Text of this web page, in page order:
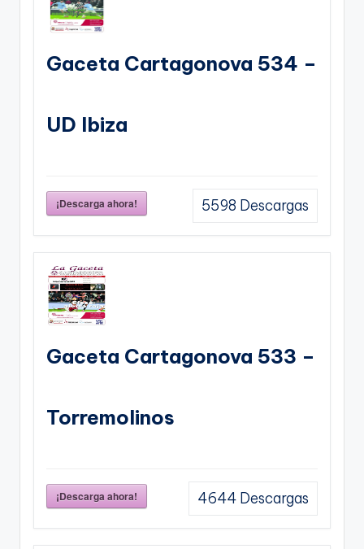
Gaceta Cartagonova 534 –
UD Ibiza
¡Descarga ahora! 5598 Descargas
Gaceta Cartagonova 533 –
Torremolinos
¡Descarga ahora! 4644 Descargas